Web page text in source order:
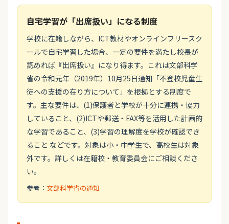
自宅学習が「出席扱い」になる制度
学校に在籍しながら、ICT教材やオンラインフリースク
ールで自宅学習した場合、一定の要件を満たし校長が
認めれば『出席扱い』になり得ます。これは文部科学
省の令和元年（2019年）10月25日通知「不登校児童生
徒への支援の在り方について」を根拠とする制度で
す。主な要件は、(1)保護者と学校が十分に連携・協力
していること、(2)ICTや郵送・FAX等を活用した計画的
な学習であること、(3)学習の理解度を学校が確認でき
ること などです。対象は小・中学生で、高校生は対象
外です。詳しくは在籍校・教育委員会にご相談くださ
い。
参考： 文部科学省の通知